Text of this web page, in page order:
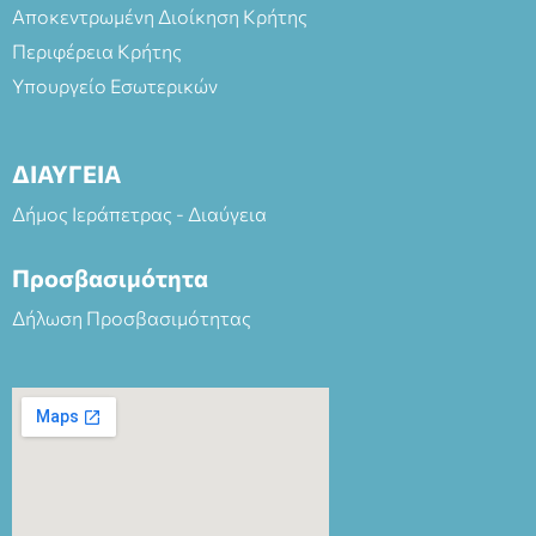
Αποκεντρωμένη Διοίκηση Κρήτης
Περιφέρεια Κρήτης
Υπουργείο Εσωτερικών
ΔΙΑΥΓΕΙΑ
Δήμος Ιεράπετρας - Διαύγεια
Προσβασιμότητα
Δήλωση Προσβασιμότητας